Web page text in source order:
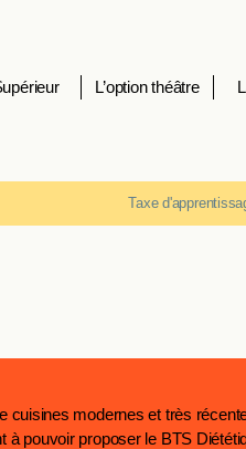
L’option théâtre
Taxe
cuisines modernes et très
à pouvoir proposer le BTS